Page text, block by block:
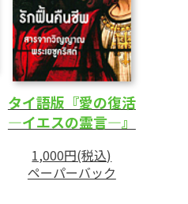
タイ語版『愛の復活
―イエスの霊言―』
1,000円(税込)
ペーパーバック